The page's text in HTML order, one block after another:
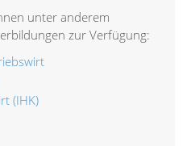
unter anderem
zur Verfügung:
(IHK)